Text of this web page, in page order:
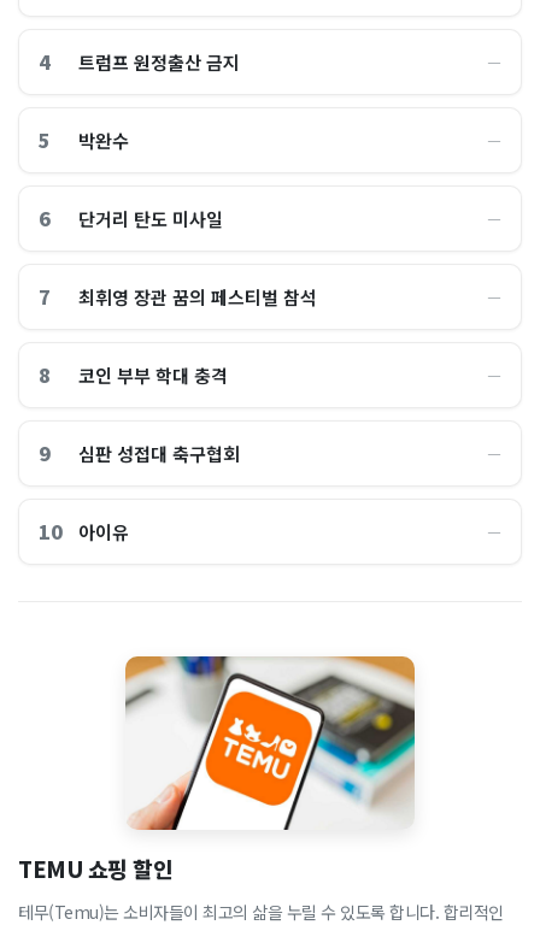
4 트럼프 원정출산 금지 ―
5 박완수 ―
6 단거리 탄도 미사일 ―
7 최휘영 장관 꿈의 페스티벌 참석 ―
8 코인 부부 학대 충격 ―
9 심판 성접대 축구협회 ―
10 아이유 ―
TEMU 쇼핑 할인
테무(Temu)는 소비자들이 최고의 삶을 누릴 수 있도록 합니다. 합리적인